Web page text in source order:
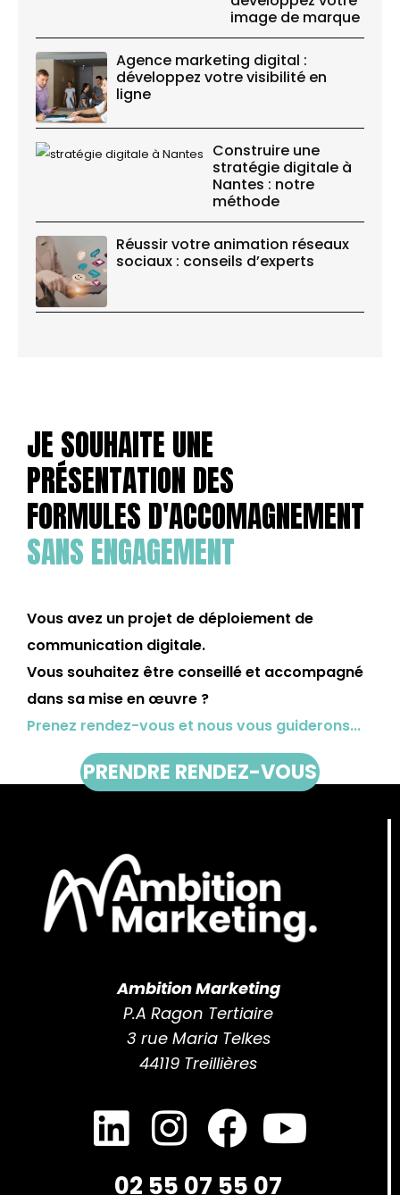
image de marque
Agence marketing digital :
développez votre visibilité en
ligne
Construire une
stratégie digitale à
Nantes : notre
méthode
Réussir votre animation réseaux
sociaux : conseils d’experts
JE SOUHAITE UNE
PRÉSENTATION DES
FORMULES D'ACCOMAGNEMENT
SANS ENGAGEMENT
Vous avez un projet de déploiement de
communication digitale.
Vous souhaitez être conseillé et accompagné
dans sa mise en œuvre ?
Prenez rendez-vous et nous vous guiderons...
PRENDRE RENDEZ-VOUS
Ambition Marketing
P.A Ragon Tertiaire
3 rue Maria Telkes
44119 Treillières
02 55 07 55 07